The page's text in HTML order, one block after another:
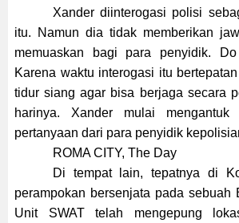
Xander diinterogasi polisi
itu. Namun dia tidak memberikan
memuaskan bagi para penyidik.
Karena waktu interogasi itu
tidur siang agar bisa berjaga secara
harinya. Xander mulai
pertanyaan dari para penyidik
ROMA CITY, The Day
Di tempat lain, tepatnya di
perampokan bersenjata pada sebuah
Unit SWAT telah mengepung